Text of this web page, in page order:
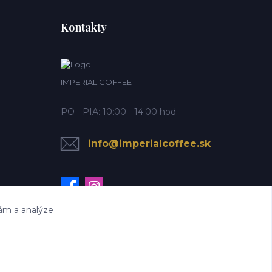
Kontakty
IMPERIAL COFFEE
PO - PIA: 10:00 - 14:00 hod.
info@imperialcoffee.sk
a analýze